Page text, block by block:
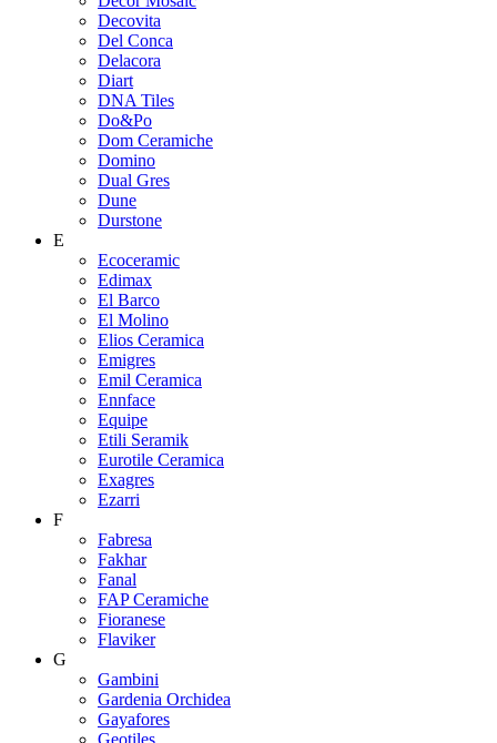
Decovita
Del Conca
Delacora
Diart
DNA Tiles
Do&Po
Dom Ceramiche
Domino
Dual Gres
Dune
Durstone
E
Ecoceramic
Edimax
El Barco
El Molino
Elios Ceramica
Emigres
Emil Ceramica
Ennface
Equipe
Etili Seramik
Eurotile Ceramica
Exagres
Ezarri
F
Fabresa
Fakhar
Fanal
FAP Ceramiche
Fioranese
Flaviker
G
Gambini
Gardenia Orchidea
Gayafores
Geotiles